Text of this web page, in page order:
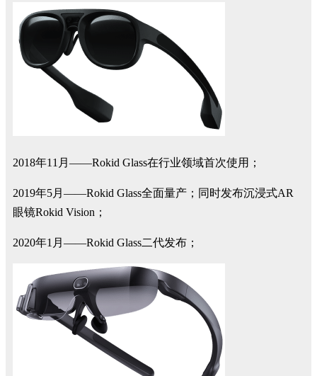
2018年11月——Rokid Glass在行业领域首次使用；
2019年5月——Rokid Glass全面量产；同时发布沉浸式AR
眼镜Rokid Vision；
2020年1月——Rokid Glass二代发布；